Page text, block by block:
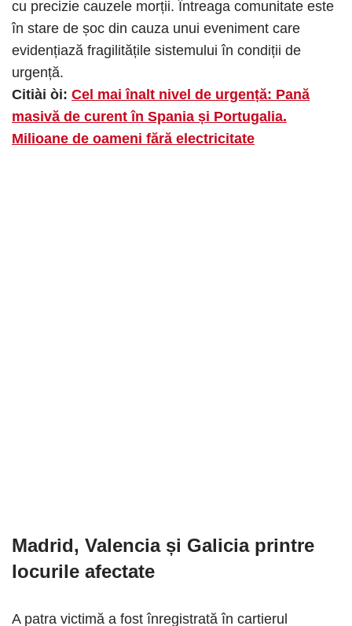
cu precizie cauzele morții. Întreaga comunitate este
în stare de șoc din cauza unui eveniment care
evidențiază fragilitățile sistemului în condiții de
urgență.
Citiài òi: Cel mai înalt nivel de urgență: Pană
masivă de curent în Spania și Portugalia.
Milioane de oameni fără electricitate
Madrid, Valencia și Galicia printre
locurile afectate
A patra victimă a fost înregistrată în cartierul